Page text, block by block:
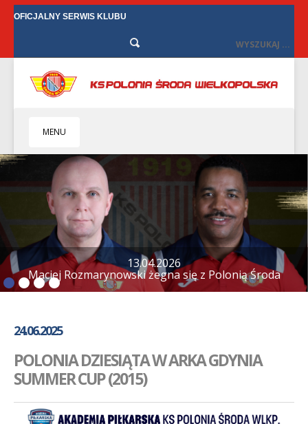
OFICJALNY SERWIS KLUBU
MENU
HOME
KLUB
BIZNES
SENIORZY
SENIORKI
BILETY
KONTAKT
SKLEP
PLAN TRENINGÓW
12.04.2026
Tylko remis w Starych Oborzyskach
24.06.2025
POLONIA DZIESIĄTA W ARKA GDYNIA
SUMMER CUP (2015)